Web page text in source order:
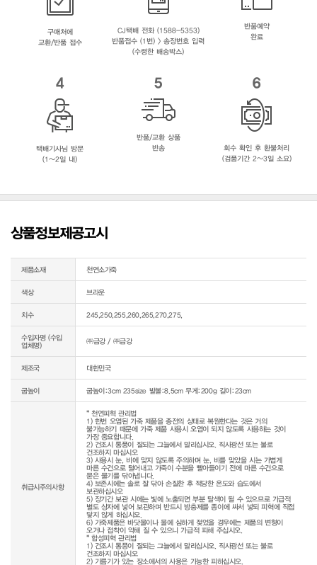
구매처에
교환/반품 접수
CJ택배 전화 (1588-5353)
반품접수 (1번) > 송장번호 입력
(수령한 배송박스)
반품예약
완료
4
택배기사님 방문
(1~2일 내)
5
반품/교환 상품
반송
6
회수 확인 후 환불처리
(검품기간 2~3일 소요)
상품정보제공고시
제품소재 천연소가죽
색상 브라운
치수 245,250,255,260,265,270,275,
수입자명 (수입
업체명)
㈜금강 / ㈜금강
제조국 대한민국
굽높이 굽높이:3cm 235size 발볼:8.5cm 무게:200g 길이:23cm
취급시주의사항
* 천연피혁 관리법
1) 한번 오염된 가죽 제품을 종전의 상태로 복원한다는 것은 거의
불가능하기 때문에 가죽 제품 사용시 오염이 되지 않도록 사용하는 것이
가장 중요합니다.
2) 건조시 통풍이 잘되는 그늘에서 말리십시오. 직사광선 또는 불로
건조하지 마십시오
3) 사용시 눈, 비에 맞지 않도록 주의하며 눈, 비를 맞았을 시는 가볍게
마른 수건으로 털어내고 가죽이 수분을 빨아들이기 전에 마른 수건으로
묻은 물기를 닦아냅니다.
4) 보존시에는 솔로 잘 닦아 손질한 후 적당한 온도와 습도에서
보관하십시오
5) 장기간 보관 시에는 빛에 노출되면 부분 탈색이 될 수 있으므로 가급적
별도 상자에 넣어 보관하며 반드시 방충제를 종이에 싸서 넣되 피혁에 직접
닿지 않게 하십시오.
6) 가죽제품은 바닷물이나 물에 심하게 젖었을 경우에는 제품의 변형이
오거나 접착이 약해 질 수 있으니 가급적 피해 주십시오.
* 합성피혁 관리법
1) 건조시 통풍이 잘되는 그늘에서 말리십시오. 직사광선 또는 불로
건조하지 마십시오